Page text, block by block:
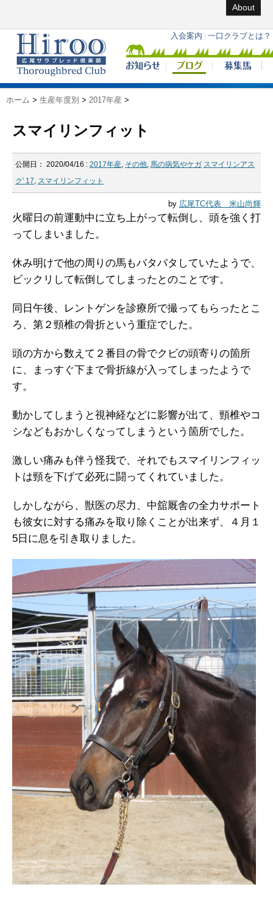
About
ホーム > 生産年度別 > 2017年産 >
スマイリンフィット
公開日： 2020/04/16 : 2017年産, その他, 馬の病気やケガ スマイリンアス
ク' 17, スマイリンフィット
by 広尾TC代表 米山尚輝
火曜日の前運動中に立ち上がって転倒し、頭を強く打
ってしまいました。
休み明けで他の周りの馬もバタバタしていたようで、
ビックリして転倒してしまったとのことです。
同日午後、レントゲンを診療所で撮ってもらったとこ
ろ、第２頸椎の骨折という重症でした。
頭の方から数えて２番目の骨でクビの頭寄りの箇所
に、まっすぐ下まで骨折線が入ってしまったようで
す。
動かしてしまうと視神経などに影響が出て、頸椎やコ
シなどもおかしくなってしまうという箇所でした。
激しい痛みも伴う怪我で、それでもスマイリンフィッ
トは頸を下げて必死に闘ってくれていました。
しかしながら、獣医の尽力、中舘厩舎の全力サポート
も彼女に対する痛みを取り除くことが出来ず、４月１
5日に息を引き取りました。